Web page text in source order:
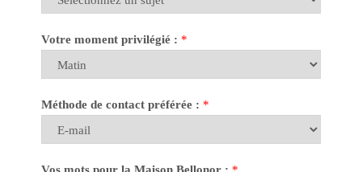
Votre moment privilégié : *
Méthode de contact préférée : *